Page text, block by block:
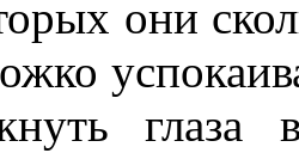
они